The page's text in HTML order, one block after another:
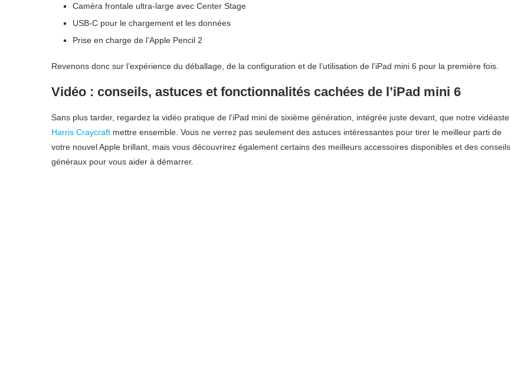
Caméra frontale ultra-large avec Center Stage
USB-C pour le chargement et les données
Prise en charge de l’Apple Pencil 2
Revenons donc sur l’expérience du déballage, de la configuration et de l’utilisation de l’iPad mini 6 pour la première fois.
Vidéo : conseils, astuces et fonctionnalités cachées de l’iPad mini 6
Sans plus tarder, regardez la vidéo pratique de l’iPad mini de sixième génération, intégrée juste devant, que notre vidéaste
Harris Craycraft mettre ensemble. Vous ne verrez pas seulement des astuces intéressantes pour tirer le meilleur parti de
votre nouvel Apple brillant, mais vous découvrirez également certains des meilleurs accessoires disponibles et des conseils
généraux pour vous aider à démarrer.